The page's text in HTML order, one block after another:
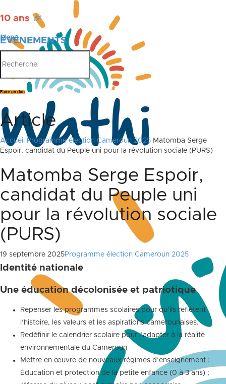
10 ans 🎉
ÉVÉNEMENTS
PUBLICATIONS
Menu
Faire un don
Article
Accueil Programme élection Cameroun 2025 Matomba Serge
Espoir, candidat du Peuple uni pour la révolution sociale (PURS)
Matomba Serge Espoir,
candidat du Peuple uni
pour la révolution sociale
(PURS)
19 septembre 2025Programme élection Cameroun 2025
Identité nationale
Une éducation décolonisée et patriotique
Repenser les programmes scolaires pour qu’ils reflètent
l’histoire, les valeurs et les aspirations camerounaises.
Redéfinir le calendrier scolaire pour l’adapter à la réalité
environnementale du Cameroun
Mettre en œuvre de nouveaux régimes d’enseignement :
Éducation et protection de la petite enfance (0 à 3 ans) ;